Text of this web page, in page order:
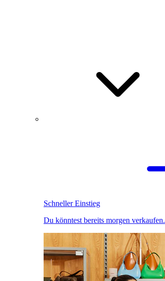
Schneller Einstieg
Du könntest bereits morgen verkaufen.